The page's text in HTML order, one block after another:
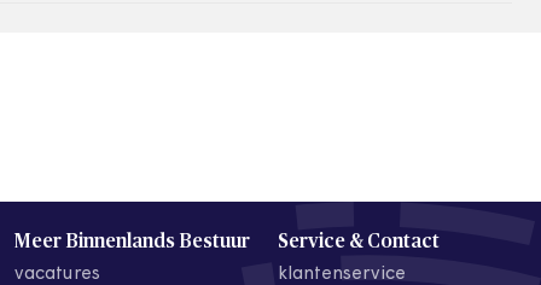
Meer Binnenlands Bestuur
vacatures
Service & Contact
klantenservice